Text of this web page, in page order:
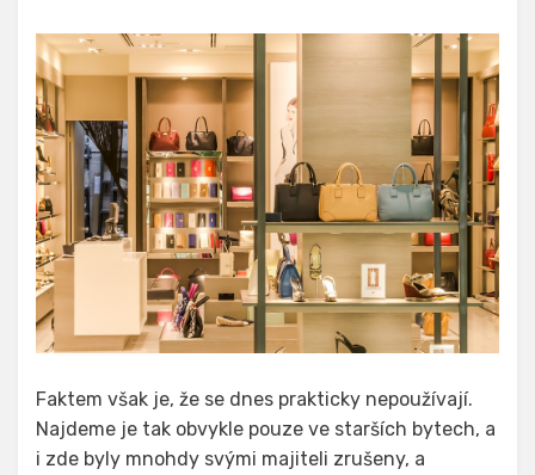
Faktem však je, že se dnes prakticky nepoužívají.
Najdeme je tak obvykle pouze ve starších bytech, a
i zde byly mnohdy svými majiteli zrušeny, a